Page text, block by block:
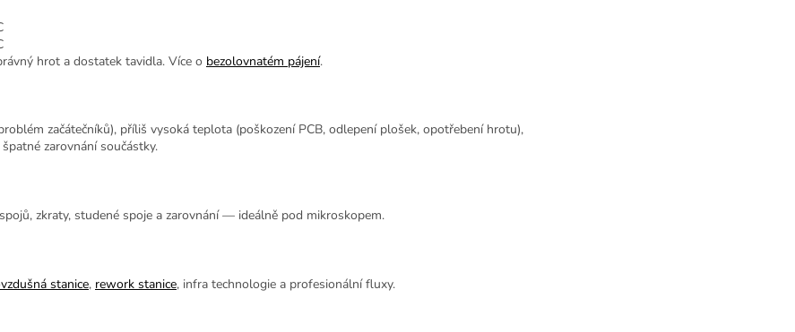
hrot a dostatek tavidla. Více o bezolovnatém pájení.
začátečníků), příliš vysoká teplota (poškození PCB, odlepení plošek, opotřebení hrotu),
zarovnání součástky.
zkraty, studené spoje a zarovnání — ideálně pod mikroskopem.
stanice, rework stanice, infra technologie a profesionální fluxy.